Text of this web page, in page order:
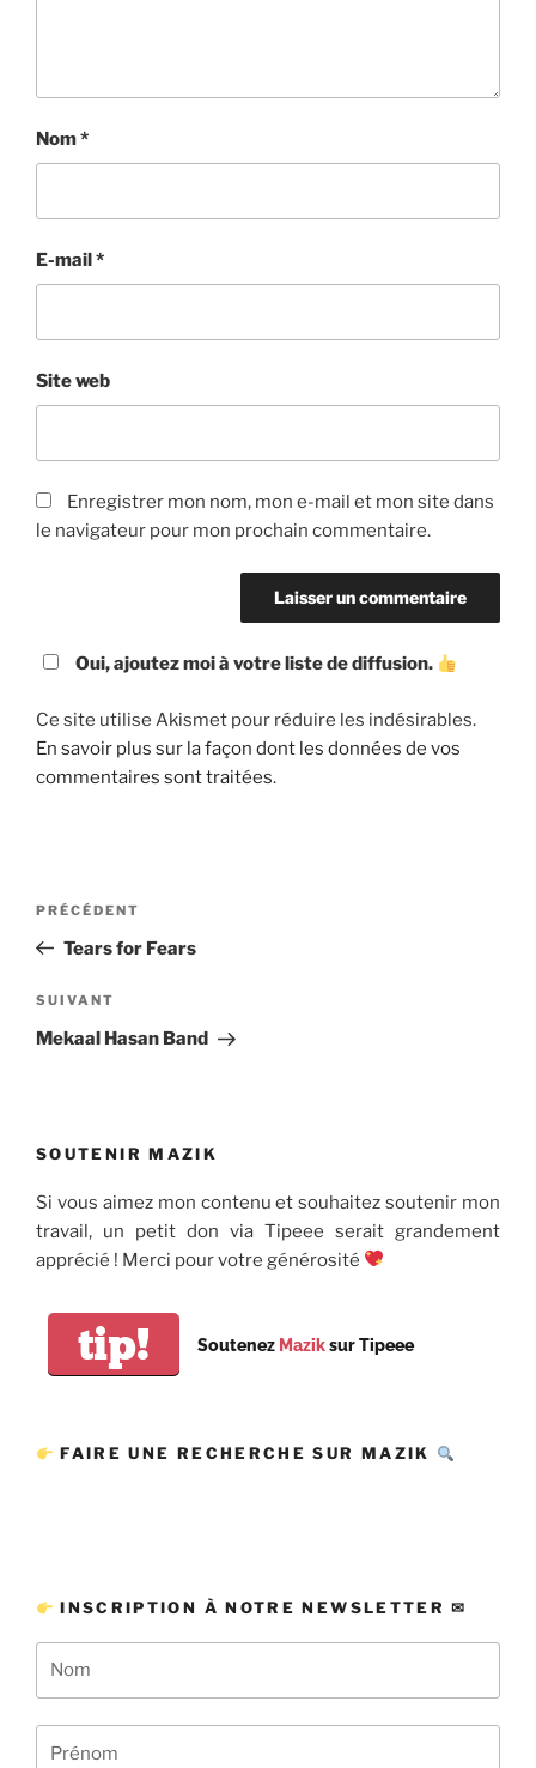
Nom*
E-mail*
Site web
Enregistrer mon nom, mon e-mail et mon site dans
le navigateur pour mon prochain commentaire.
Oui, ajoutez moi à votre liste de diffusion.
Ce site utilise Akismet pour réduire les indésirables.
En savoir plus sur la façon dont les données de vos
commentaires sont traitées.
Navigation
l’article
Article
précédent
PRÉCÉDENT
Tears for Fears
Article
suivant
SUIVANT
Mekaal Hasan Band
SOUTENIR MAZIK
Si vous aimez mon contenu et souhaitez soutenir mon
travail, un petit don via Tipeee serait grandement
apprécié ! Merci pour votre générosité
tip! Soutenez Maziksur Tipeee
FAIRE UNE RECHERCHE SUR MAZIK
INSCRIPTION À NOTRE NEWSLETTER ✉